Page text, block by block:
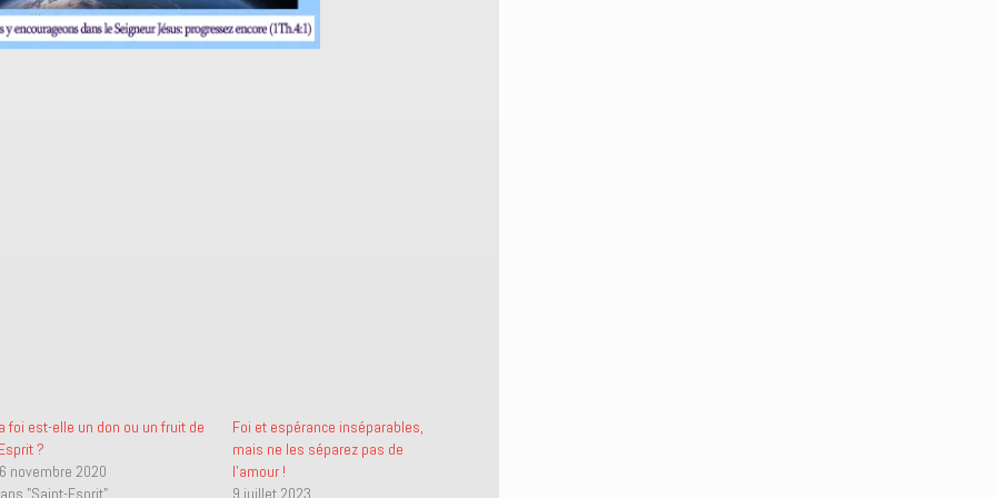
foi est-elle un don ou un fruit de
?
novembre 2020
"Saint-Esprit"
Foi et espérance inséparables,
mais ne les séparez pas de
l’amour !
9 juillet 2023